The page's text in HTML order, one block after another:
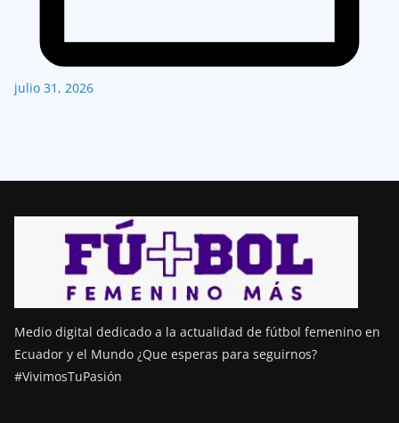
julio 31, 2026
Medio digital dedicado a la actualidad de fútbol femenino en
Ecuador y el Mundo ¿Que esperas para seguirnos?
#VivimosTuPasión